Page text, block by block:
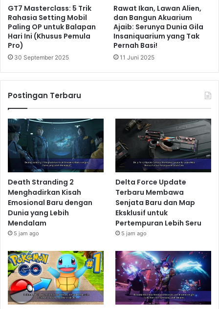
GT7 Masterclass: 5 Trik
Rahasia Setting Mobil
Paling OP untuk Balapan
Hari Ini (Khusus Pemula
Pro)
30 September 2025
Rawat Ikan, Lawan Alien,
dan Bangun Akuarium
Ajaib: Serunya Dunia Gila
Insaniquarium yang Tak
Pernah Basi!
11 Juni 2025
Postingan Terbaru
Death Stranding 2
Menghadirkan Kisah
Emosional Baru dengan
Dunia yang Lebih
Mendalam
5 jam ago
Delta Force Update
Terbaru Membawa
Senjata Baru dan Map
Eksklusif untuk
Pertempuran Lebih Seru
5 jam ago